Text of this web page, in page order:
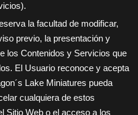
la facultad de modificar,
previo, la presentación y
los Contenidos y Servicios que
El Usuario reconoce y acepta
Lake Miniatures pueda
cualquiera de estos
Sitio Web o el acceso a los